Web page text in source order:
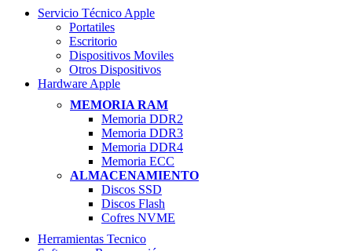
Servicio Técnico Apple
Portatiles
Escritorio
Dispositivos Moviles
Otros Dispositivos
Hardware Apple
MEMORIA RAM
Memoria DDR2
Memoria DDR3
Memoria DDR4
Memoria ECC
ALMACENAMIENTO
Discos SSD
Discos Flash
Cofres NVME
Herramientas Tecnico